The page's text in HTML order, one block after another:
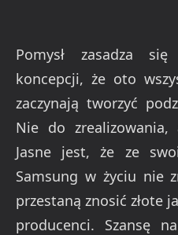
Pomysł zasadza
koncepcji, że oto
zaczynają tworzyć
Nie do zrealizowania,
Jasne jest, że ze
Samsung w życiu nie
przestaną znosić złote
producenci. Szansę